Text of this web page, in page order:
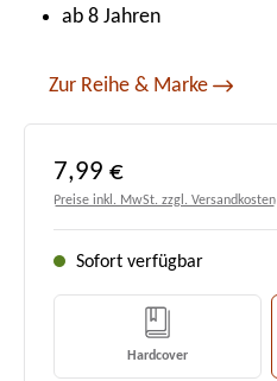
ab 8 Jahren
Zur Reihe & Marke
Regulärer Preis:
7,99 €
Preise inkl. MwSt. zzgl. Versandkosten
Sofort verfügbar
Hardcover